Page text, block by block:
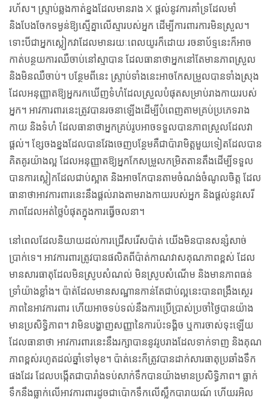
រហ័ស។ ស្ទ្រាប់ឆ្លងកាត់ខ្នងដែលមានរាង X ផ្តល់នូវការគាំទ្រដែលមាំ
និងបែងចែកទម្ងន់ឱ្យស្មើគ្នាលើស្មារបស់អ្នក ដើម្បីការពារការមិនស្រួល។
ទោះបីជាអ្នកស្លៀកវាដែលមានរយៈពេលយូរក៏ដោយ រចនាប័ទ្មនេះក៏អាច
កាត់បន្ថយការឈឺចាប់នៅស្មាបាន ដែលធានាថាអ្នកនៅតែមានភាពស្រួល
និងមិនឈឺចាប់។ បន្ថែមពីនេះ ស្ទ្រាប់ទាំងនេះអាចកែសម្រួលបានទាំងស្រុង
ដែលអនុញ្ញាតឱ្យអ្នករកឃើញទំហំដែលស្រួលបំផុតសម្រាប់រាងកាយរបស់
អ្នក។ អាវការពារនេះត្រូវបានរចនាឡើងដើម្បីបំពេញតាមគ្រប់ប្រភេទរាង
កាយ និងទំហំ ដែលធានាថាអ្នកគ្រប់រូបអាចទទួលបានភាពស្រួលដែលវា
ផ្តល់។ ខ្សែចងខ្នងដែលបានវែងចេញបន្ថែមគឺជាប៉ារាមិត្តមួយទៀតដែលបាន
គិតគូរយ៉ាងល្អ ដែលអនុញ្ញាតឱ្យអ្នកកែសម្រួលកម្រិតតានតឹងដើម្បីទទួល
បានការស្លៀកដែលជាប់ស្អាត និងអាចកែបានតាមចំណង់ចំណូលចិត្ត ដែល
ធានាថាអាវការពារនេះនឹងផ្តល់រាងតាមរាងកាយរបស់អ្នក និងផ្តល់នូវសេរី
ភាពដែលអត់ថ្លៃបំផុតក្នុងការធ្វើចលនា។
នៅពេលដែលនិយាយដល់ការជ្រើសរើសប៉ាត់ យើងមិនបានសន្សំសាច់
ប្រាក់ទេ។ អាវការពារត្រូវបានផលិតពីប៉ាត់កាណវាសគុណភាពខ្ពស់ ដែល
មានសារធាតុដែលមិនស្រូបសំណល់ មិនស្រូបសំណើម និងមានភាពធន់
ទ្រាំយ៉ាងខ្លាំង។ ប៉ាត់ដែលមានសណ្ឋានកាន់តែជាប់ល្អនេះបានពង្រឹងស្ថេរ
ភាពនៃអាវការពារ ហើយអាចទប់ទល់នឹងការប្រើប្រាស់ប្រចាំថ្ងៃបានយ៉ាង
មានប្រសិទ្ធិភាព។ វាមិនបង្ហាញសញ្ញានៃការប៉ះទង្គិច ឬការចាស់ទុះឡើយ
ដែលធានាថា អាវការពារនេះនឹងរក្សាបាននូវរូបរាងដែលទាក់ទាញ និងគុណ
ភាពខ្ពស់រហូតដល់ឆ្នាំទៅមុខ។ ប៉ាត់នេះក៏ត្រូវបានដាក់សារធាតុប្រឆាំងទឹក
ផងដែរ ដែលបង្កើតជាបារាំងទប់សាក់ទឹកបានយ៉ាងមានប្រសិទ្ធិភាព។ ធ្លាក់
ទឹកនឹងធ្លាក់លើអាវការពារដូចជាប៉ោកទឹកលើស្លឹកបារាយណ៍ ហើយរអិល